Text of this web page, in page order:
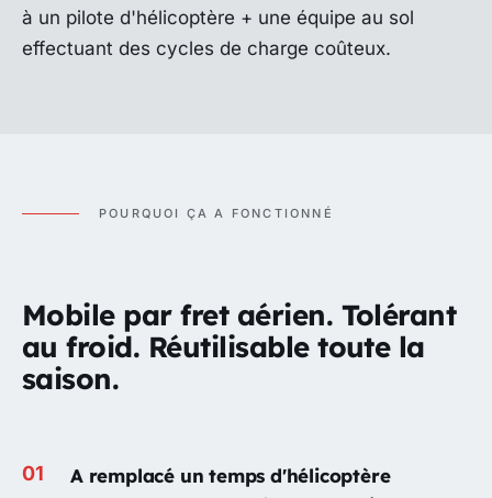
à un pilote d'hélicoptère + une équipe au sol
effectuant des cycles de charge coûteux.
POURQUOI ÇA A FONCTIONNÉ
Mobile par fret aérien. Tolérant
au froid. Réutilisable toute la
saison.
A remplacé un temps d'hélicoptère